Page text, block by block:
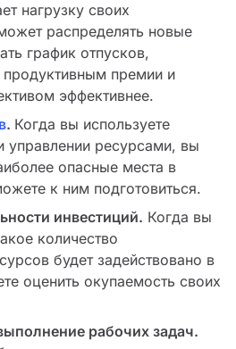
нагрузку своих
распределять новые
график отпусков,
премии и
эффективнее.
. Когда вы используете
управлении ресурсами, вы
опасные места в
к ним подготовиться.
инвестиций. Когда вы
количество
будет задействовано в
оценить окупаемость своих
рабочих задач.